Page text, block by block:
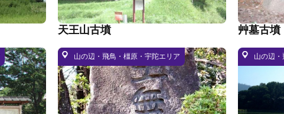
天王山古墳 艸墓古墳
山の辺・飛鳥・橿原・宇陀エリア 山の辺